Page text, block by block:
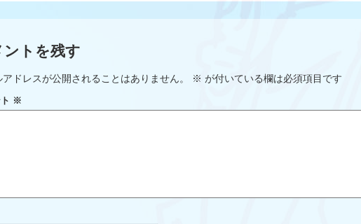
ントを残す
アドレスが公開されることはありません。 ※ が付いている欄は必須項目です
※